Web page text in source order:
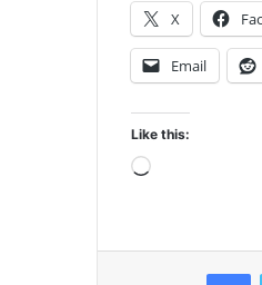
X
Email
Like this:
Loading…